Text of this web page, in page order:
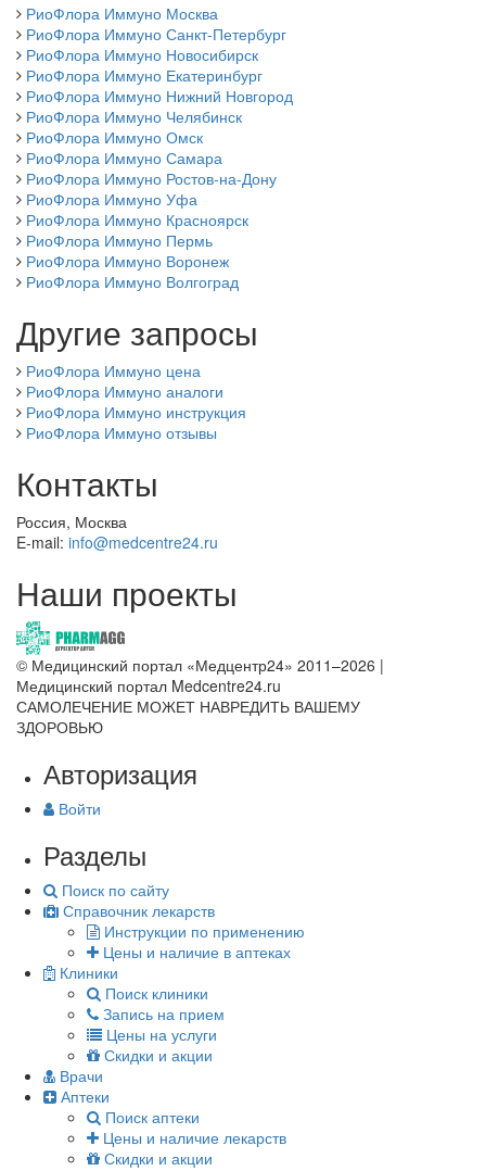
РиоФлора Иммуно Москва
РиоФлора Иммуно Санкт-Петербург
РиоФлора Иммуно Новосибирск
РиоФлора Иммуно Екатеринбург
РиоФлора Иммуно Нижний Новгород
РиоФлора Иммуно Челябинск
РиоФлора Иммуно Омск
РиоФлора Иммуно Самара
РиоФлора Иммуно Ростов-на-Дону
РиоФлора Иммуно Уфа
РиоФлора Иммуно Красноярск
РиоФлора Иммуно Пермь
РиоФлора Иммуно Воронеж
РиоФлора Иммуно Волгоград
Другие запросы
РиоФлора Иммуно цена
РиоФлора Иммуно аналоги
РиоФлора Иммуно инструкция
РиоФлора Иммуно отзывы
Контакты
Россия, Москва
E-mail: info@medcentre24.ru
Наши проекты
© Медицинский портал «Медцентр24» 2011–2026 |
Медицинский портал Medcentre24.ru
САМОЛЕЧЕНИЕ МОЖЕТ НАВРЕДИТЬ ВАШЕМУ
ЗДОРОВЬЮ
Авторизация
Войти
Разделы
Поиск по сайту
Справочник лекарств
Инструкции по применению
Цены и наличие в аптеках
Клиники
Поиск клиники
Запись на прием
Цены на услуги
Скидки и акции
Врачи
Аптеки
Поиск аптеки
Цены и наличие лекарств
Скидки и акции